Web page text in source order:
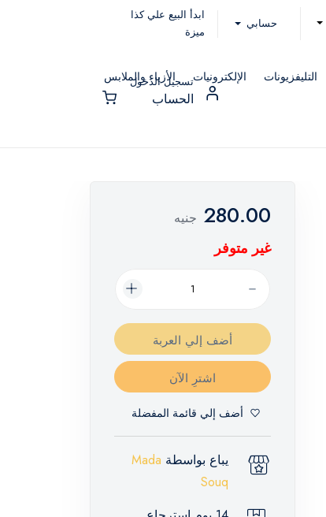
حسابي
ابدأ البيع علي كذا
ميزة
التليفزيونات الإلكترونيات الأزياء والملابس
تسجيل الدخول
الحساب
280.00 جنيه
غير متوفر
أضف إلي العربة
اشترِ الآن
أضف إلي قائمة المفضلة
يباع بواسطة Mada
Souq